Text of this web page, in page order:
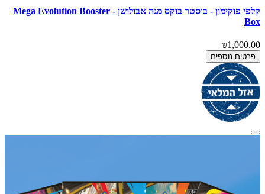
קלפי פוקימון - בוסטר בוקס מגה אבולושן - Mega Evolution Booster
Box
₪1,000.00
פרטים נוספים